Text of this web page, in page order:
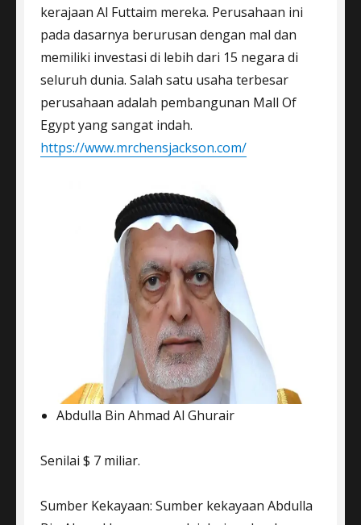
kerajaan Al Futtaim mereka. Perusahaan ini
pada dasarnya berurusan dengan mal dan
memiliki investasi di lebih dari 15 negara di
seluruh dunia. Salah satu usaha terbesar
perusahaan adalah pembangunan Mall Of
Egypt yang sangat indah.
https://www.mrchensjackson.com/
Abdulla Bin Ahmad Al Ghurair
Senilai $ 7 miliar.
Sumber Kekayaan: Sumber kekayaan Abdulla